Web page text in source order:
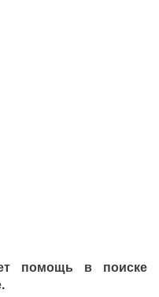
помощь в поиске